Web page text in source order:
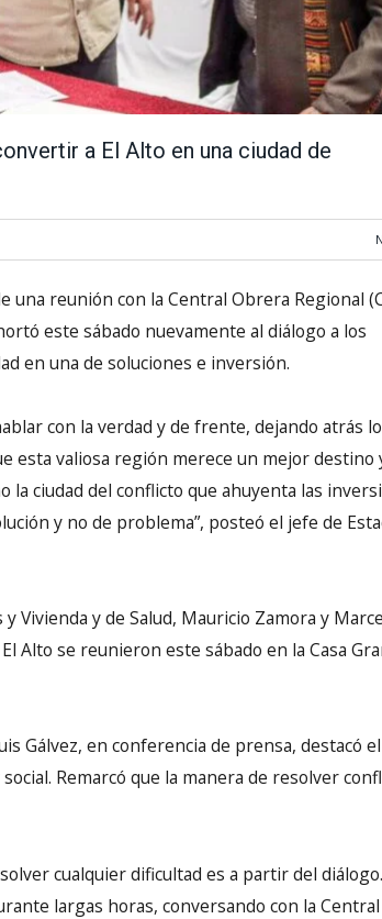
a El Alto en una ciudad de
una reunión con la Central Obrera Regional
este sábado nuevamente al diálogo a los
en una de soluciones e inversión.
con la verdad y de frente, dejando atrás
esta valiosa región merece un mejor destino
ciudad del conflicto que ahuyenta las
y no de problema”, posteó el jefe de
Vivienda y de Salud, Mauricio Zamora y
Alto se reunieron este sábado en la Casa
Gálvez, en conferencia de prensa, destacó el
Remarcó que la manera de resolver
cualquier dificultad es a partir del
largas horas, conversando con la Central